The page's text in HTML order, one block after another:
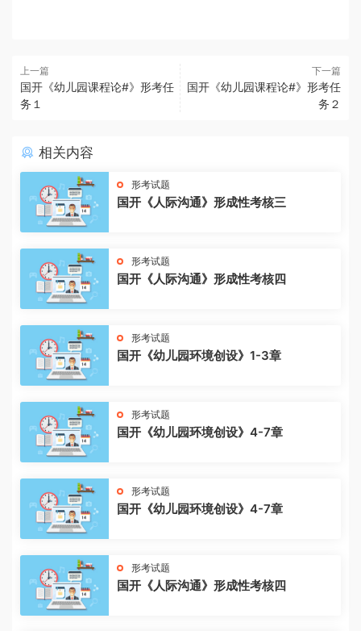
上一篇
国开《幼儿园课程论#》形考任
务１
下一篇
国开《幼儿园课程论#》形考任
务２
相关内容
形考试题
国开《人际沟通》形成性考核三
形考试题
国开《人际沟通》形成性考核四
形考试题
国开《幼儿园环境创设》1-3章
形考试题
国开《幼儿园环境创设》4-7章
形考试题
国开《幼儿园环境创设》4-7章
形考试题
国开《人际沟通》形成性考核四